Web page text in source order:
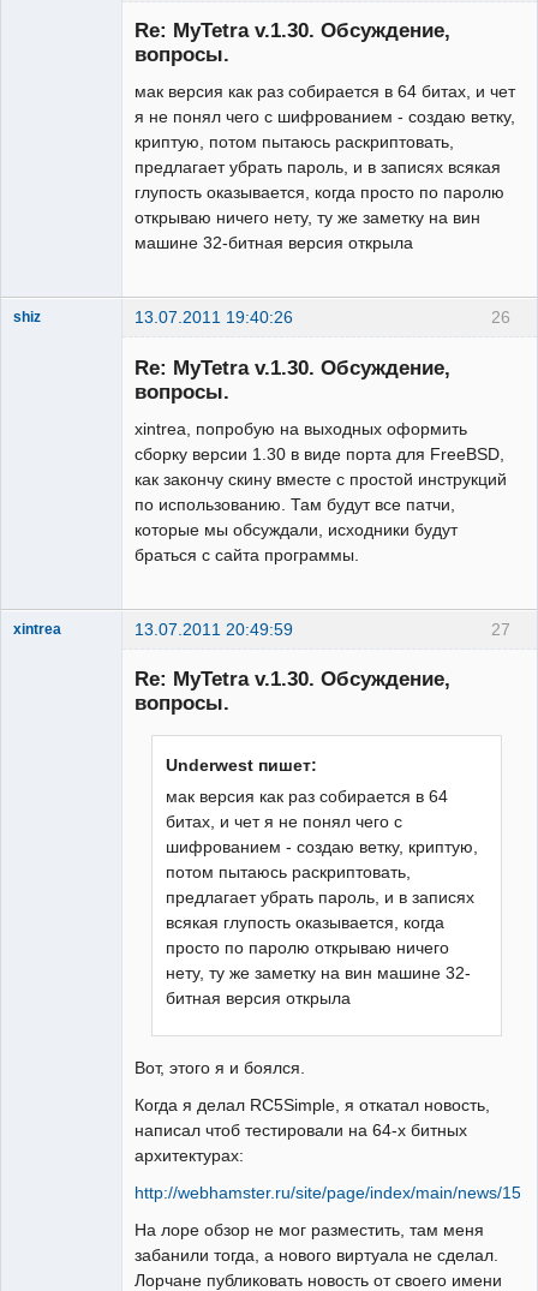
Re: MyTetra v.1.30. Обсуждение,
вопросы.
мак версия как раз собирается в 64 битах, и чет
я не понял чего с шифрованием - создаю ветку,
криптую, потом пытаюсь раскриптовать,
предлагает убрать пароль, и в записях всякая
глупость оказывается, когда просто по паролю
открываю ничего нету, ту же заметку на вин
машине 32-битная версия открыла
26
shiz 13.07.2011 19:40:26
Re: MyTetra v.1.30. Обсуждение,
вопросы.
xintrea, попробую на выходных оформить
сборку версии 1.30 в виде порта для FreeBSD,
как закончу скину вместе с простой инструкций
по использованию. Там будут все патчи,
которые мы обсуждали, исходники будут
браться с сайта программы.
27
xintrea 13.07.2011 20:49:59
Re: MyTetra v.1.30. Обсуждение,
вопросы.
Underwest пишет:
мак версия как раз собирается в 64
битах, и чет я не понял чего с
шифрованием - создаю ветку, криптую,
потом пытаюсь раскриптовать,
предлагает убрать пароль, и в записях
всякая глупость оказывается, когда
просто по паролю открываю ничего
нету, ту же заметку на вин машине 32-
битная версия открыла
Вот, этого я и боялся.
Когда я делал RC5Simple, я откатал новость,
написал чтоб тестировали на 64-х битных
архитектурах:
http://webhamster.ru/site/page/index/main/news/158
На лоре обзор не мог разместить, там меня
забанили тогда, а нового виртуала не сделал.
Лорчане публиковать новость от своего имени